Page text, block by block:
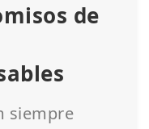
de
siempre